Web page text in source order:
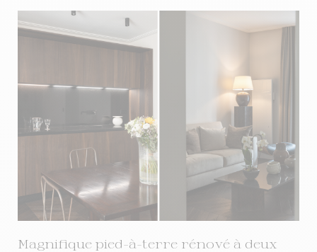
Magnifique pied-à-terre rénové à deux